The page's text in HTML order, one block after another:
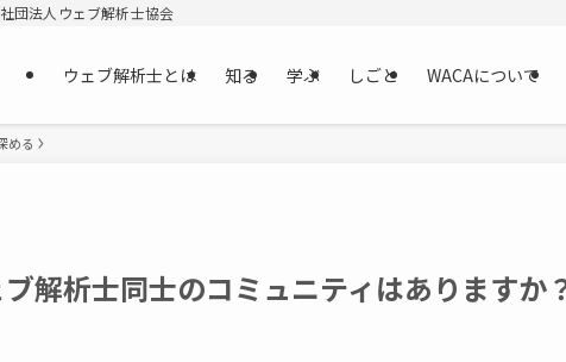
団法人ウェブ解析士協会
ウェブ解析士とは 知る 学ぶ しごと WACAについて
める
解析士同士のコミュニティはありますか